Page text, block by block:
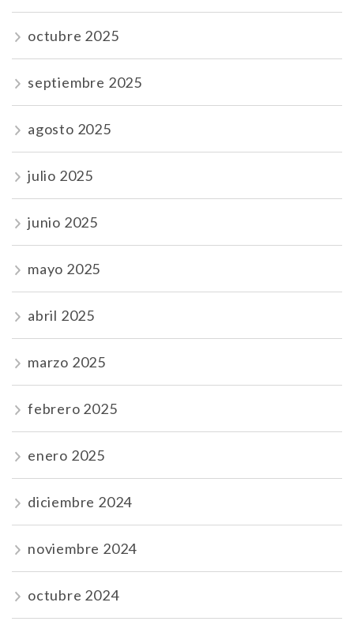
octubre 2025
septiembre 2025
agosto 2025
julio 2025
junio 2025
mayo 2025
abril 2025
marzo 2025
febrero 2025
enero 2025
diciembre 2024
noviembre 2024
octubre 2024